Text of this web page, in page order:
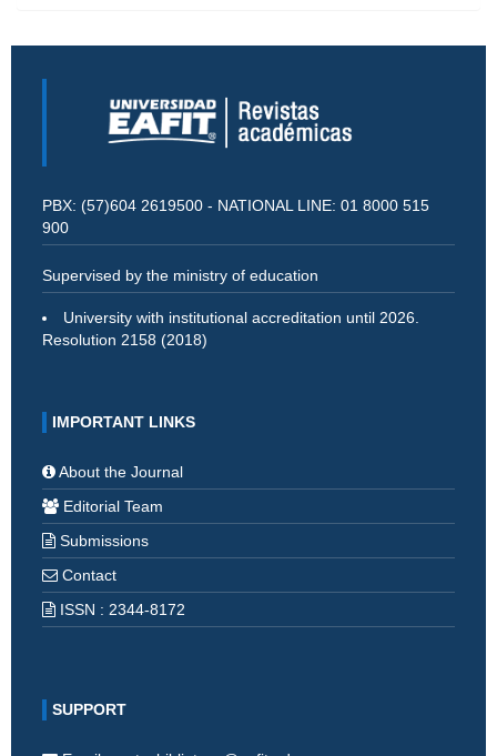
PBX: (57)604 2619500 - NATIONAL LINE: 01 8000 515
900
Supervised by the ministry of education
University with institutional accreditation until 2026.
Resolution 2158 (2018)
IMPORTANT LINKS
About the Journal
Editorial Team
Submissions
Contact
ISSN : 2344-8172
SUPPORT